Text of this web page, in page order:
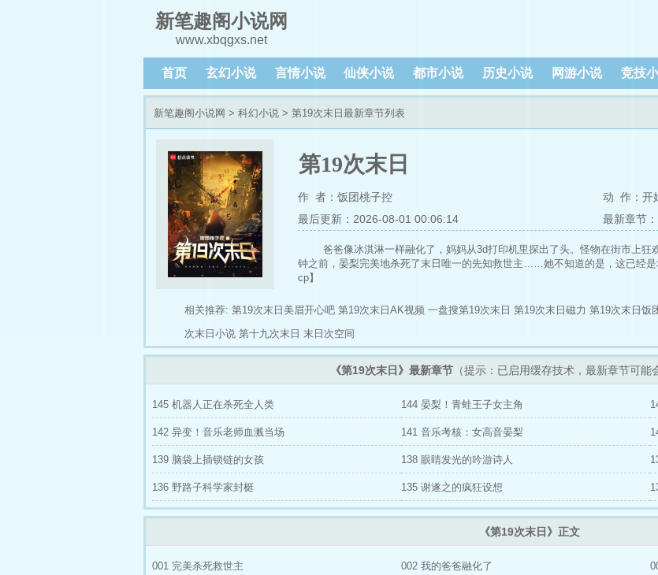
新笔趣阁小说网
www.xbqgxs.net
首页 玄幻小说 言情小说 仙侠小说 都市小说 历史小说 网游小说 竞技
新笔趣阁小说网 > 科幻小说 > 第19次末日最新章节列表
第19次末日
作 者：饭团桃子控 动 作： 开
最后更新：2026-08-01 00:06:14
最新章节
爸爸像冰淇淋一样融化了，妈妈从3d打印机里探出了头。怪物在街市上
钟之前，晏梨完美地杀死了末日唯一的先知救世主……她不知道的是，这已经
cp】
相关推荐: 第19次末日美眉开心吧 第19次末日AK视频 一盘搜第19次末日 第19次末日磁力 第19次末日饭
次末日小说 第十九次末日 末日次空间
《第19次末日》最新章节 （提示：已启用缓存技术，最新章节可能
145 机器人正在杀死全人类 144 晏梨！青蛙王子女主角
142 异变！音乐老师血溅当场 141 音乐考核：女高音晏梨
139 脑袋上插锁链的女孩 138 眼睛发光的吟游诗人
136 野路子科学家封梃 135 谢遂之的疯狂设想
《第19次末日》正文
001 完美杀死救世主 002 我的爸爸融化了